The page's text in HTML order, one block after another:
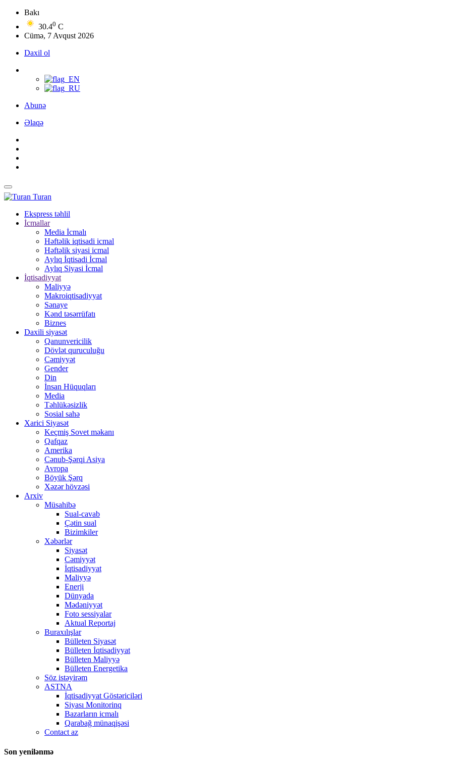
Bakı
30.40 C
Cümə, 7 Avqust 2026
Daxil ol
Abunə
Əlaqə
Turan
Ekspress təhlil
İcmallar
Media İcmalı
Həftəlik iqtisadi icmal
Həftəlik siyasi icmal
Aylıq İqtisadi İcmal
Aylıq Siyasi İcmal
İqtisadiyyat
Maliyyə
Makroiqtisadiyyat
Sənaye
Kənd təsərrüfatı
Biznes
Daxili siyasət
Qanunvericilik
Dövlət quruculuğu
Cəmiyyət
Gender
Din
İnsan Hüquqları
Media
Təhlükəsizlik
Sosial sahə
Xarici Siyasət
Keçmiş Sovet məkanı
Qafqaz
Amerika
Cənub-Şərqi Asiya
Avropa
Böyük Şərq
Xəzər hövzəsi
Arxiv
Müsahibə
Sual-cavab
Çətin sual
Bizimkiler
Xəbərlər
Siyasət
Cəmiyyət
İqtisadiyyat
Maliyyə
Enerji
Dünyada
Mədəniyyət
Foto sessiyalar
Aktual Reportaj
Buraxılışlar
Bülleten Siyasət
Bülleten İqtisadiyyat
Bülleten Maliyyə
Bülleten Energetika
Söz istəyirəm
ASTNA
İqtisadiyyat Göstəriciləri
Siyası Monitorinq
Bazarların icmalı
Qarabağ münaqişəsi
Contact az
Son yenilənmə